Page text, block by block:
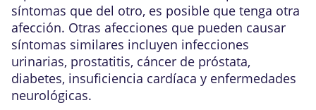
síntomas que del otro, es posible que tenga otra
afección. Otras afecciones que pueden causar
síntomas similares incluyen infecciones
urinarias, prostatitis, cáncer de próstata,
diabetes, insuficiencia cardíaca y enfermedades
neurológicas.